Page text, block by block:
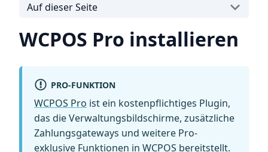
Auf dieser Seite
WCPOS Pro installieren
PRO-FUNKTION
WCPOS Pro ist ein kostenpflichtiges Plugin,
das die Verwaltungsbildschirme, zusätzliche
Zahlungsgateways und weitere Pro-
exklusive Funktionen in WCPOS bereitstellt.